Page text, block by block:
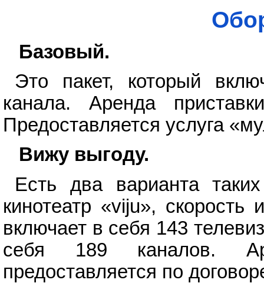
Базовый.
Это пакет, который
канала. Аренда
Предоставляется услуга
Вижу выгоду.
Есть два варианта
кинотеатр «viju»,
включает в себя 143
себя 189 каналов.
предоставляется по